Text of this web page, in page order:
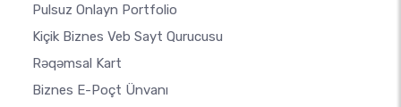
Pulsuz Onlayn Portfolio
Kiçik Biznes Veb Sayt Qurucusu
Rəqəmsal Kart
Biznes E-Poçt Ünvanı